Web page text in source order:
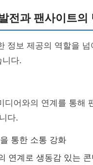
전과 팬사이트의
정보 제공의 역할을
니다.
디어와의 연계를 통해
다.
통한 소통 강화
연계로 생동감 있는